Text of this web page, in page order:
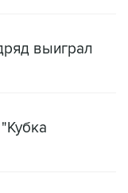
выиграл